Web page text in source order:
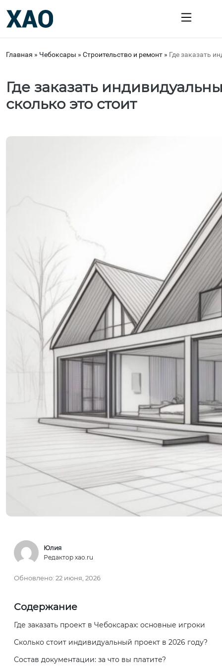
Главная » Чебоксары » Строительство и ремонт » Где заказать
Где заказать
сколько это стоит
Юлия
Редактор xao.ru
Обновлено: 22 июня, 2026
Содержание
Где заказать проект в Чебоксарах: основные игроки
Сколько стоит индивидуальный проект в 2026 году?
Состав документации: за что вы платите?